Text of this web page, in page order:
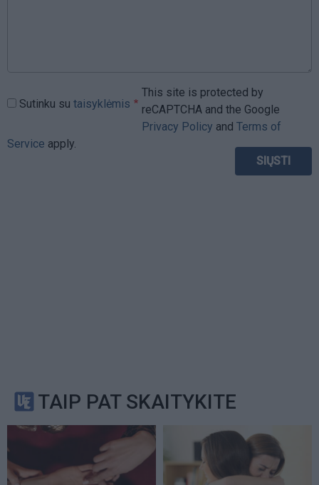
Sutinku su taisyklėmis
This site is protected by
reCAPTCHA and the Google
Privacy Policy and Terms of
Service apply.
TAIP PAT SKAITYKITE